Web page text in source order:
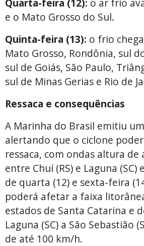
Quarta-feira (12): o ar frio
e o Mato Grosso do Sul.
Quinta-feira (13): o frio
Mato Grosso, Rondônia, sul
sul de Goiás, São Paulo,
sul de Minas Gerias e Rio de
Ressaca e consequências
A Marinha do Brasil emitiu
alertando que o ciclone
ressaca, com ondas altura de
entre Chuí (RS) e Laguna
de quarta (12) e sexta-feira
poderá afetar a faixa
estados de Santa Catarina e
Laguna (SC) a São Sebastião
de até 100 km/h.